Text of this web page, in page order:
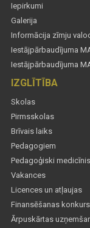
Iepirkumi
Galerija
Informācija zīmju
Iestājpārbaudījuma
Iestājpārbaudījuma
IZGLĪTĪBA
Skolas
Pirmsskolas
Brīvais laiks
Pedagogiem
Pedagoģiski
Vakances
Licences un atļaujas
Finansēšanas
Ārpuskārtas